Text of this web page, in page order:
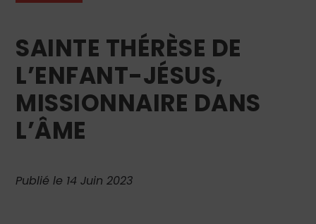
SAINTE THÉRÈSE DE
L’ENFANT-JÉSUS,
MISSIONNAIRE DANS
L’ÂME
Publié le 14 Juin 2023